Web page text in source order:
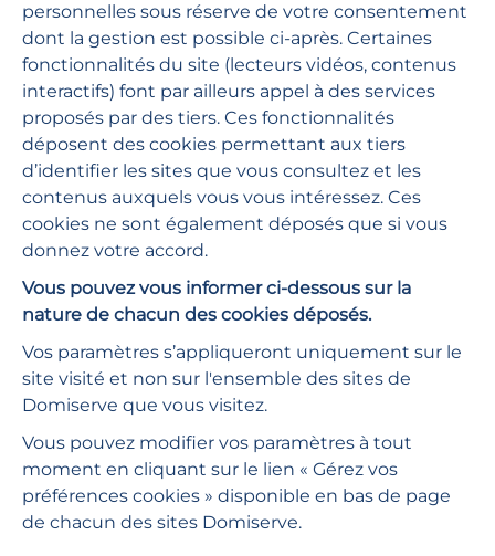
Les réponses à vos questions
GUIDES D'UTILISATION
Toute notre documentation
Domiserve
personnelles sous réserve de votre consentement
dont la gestion est possible ci-après. Certaines
fonctionnalités du site (lecteurs vidéos, contenus
interactifs) font par ailleurs appel à des services
proposés par des tiers. Ces fonctionnalités
déposent des cookies permettant aux tiers
d’identifier les sites que vous consultez et les
contenus auxquels vous vous intéressez. Ces
cookies ne sont également déposés que si vous
donnez votre accord.
Vous pouvez vous informer ci-dessous sur la
nature de chacun des cookies déposés.
Vos paramètres s’appliqueront uniquement sur le
site visité et non sur l'ensemble des sites de
Domiserve que vous visitez.
Vous pouvez modifier vos paramètres à tout
moment en cliquant sur le lien « Gérez vos
préférences cookies » disponible en bas de page
de chacun des sites Domiserve.